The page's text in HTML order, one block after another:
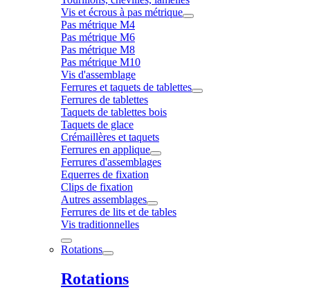
Vis et écrous à pas métrique
Pas métrique M4
Pas métrique M6
Pas métrique M8
Pas métrique M10
Vis d'assemblage
Ferrures et taquets de tablettes
Ferrures de tablettes
Taquets de tablettes bois
Taquets de glace
Crémaillères et taquets
Ferrures en applique
Ferrures d'assemblages
Equerres de fixation
Clips de fixation
Autres assemblages
Ferrures de lits et de tables
Vis traditionnelles
Rotations
Rotations